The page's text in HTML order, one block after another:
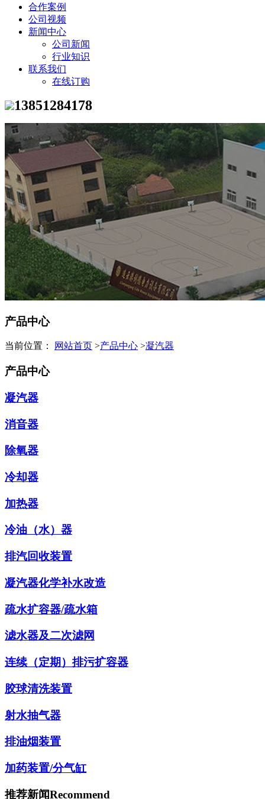
合作案例
公司视频
新闻中心
公司新闻
行业知识
联系我们
在线订购
13851284178
产品中心
当前位置： 网站首页 >产品中心 >凝汽器
产品中心
凝汽器
消音器
除氧器
冷却器
加热器
冷油（水）器
排汽回收装置
凝汽器化学补水改造
疏水扩容器/疏水箱
滤水器及二次滤网
连续（定期）排污扩容器
胶球清洗装置
射水抽气器
排油烟装置
加药装置/分气缸
推荐新闻Recommend